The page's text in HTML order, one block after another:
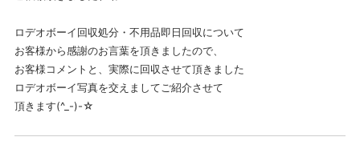
ロデオボーイ回収処分・不用品即日回収について
お客様から感謝のお言葉を頂きましたので、
お客様コメントと、実際に回収させて頂きました
ロデオボーイ写真を交えましてご紹介させて
頂きます(^_-)-☆